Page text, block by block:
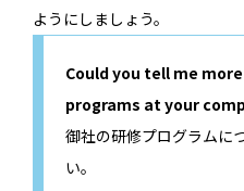
ようにしましょう。
Could you tell me
programs at your
御社の研修プログラムに
い。